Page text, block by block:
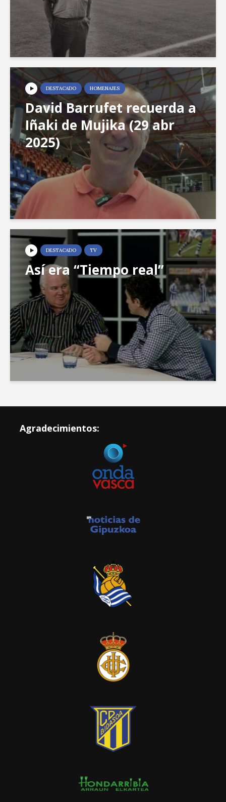
DESTACADO HOMENAJES
David Barrufet recuerda a
Iñaki de Mujika (29 abr
2025)
DESTACADO TV
Así era “Tiempo real”
Agradecimientos: